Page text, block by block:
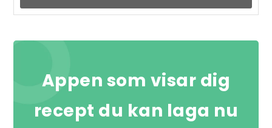
Appen som visar dig
recept du kan laga nu